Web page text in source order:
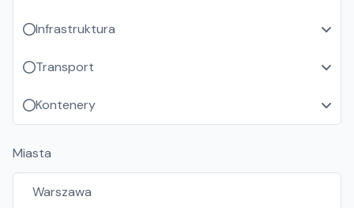
Infrastruktura
Transport
Kontenery
Miasta
Warszawa